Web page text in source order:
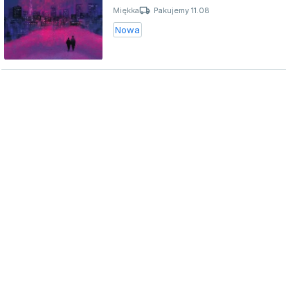
Miękka Pakujemy 11.08
Nowa